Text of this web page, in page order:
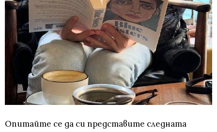
Опитайте се да си представите следната